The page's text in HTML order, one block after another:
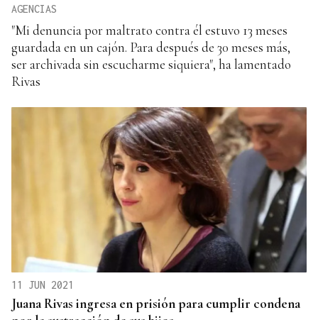
AGENCIAS
"Mi denuncia por maltrato contra él estuvo 13 meses
guardada en un cajón. Para después de 30 meses más,
ser archivada sin escucharme siquiera", ha lamentado
Rivas
11 JUN 2021
Juana Rivas ingresa en prisión para cumplir condena